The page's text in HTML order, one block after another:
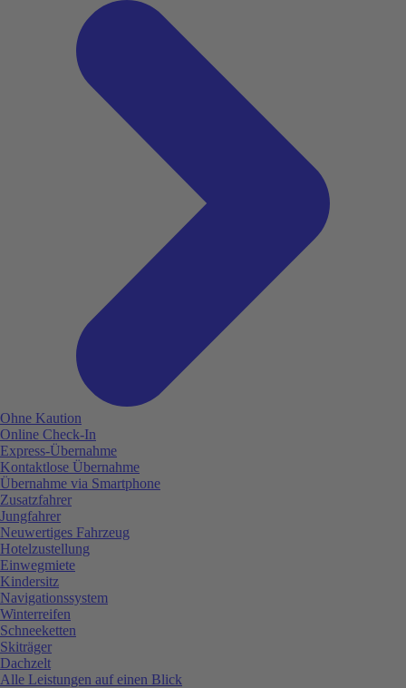
Ohne Kaution
Online Check-In
Express-Übernahme
Kontaktlose Übernahme
Übernahme via Smartphone
Zusatzfahrer
Jungfahrer
Neuwertiges Fahrzeug
Hotelzustellung
Einwegmiete
Kindersitz
Navigationssystem
Winterreifen
Schneeketten
Skiträger
Dachzelt
Alle Leistungen auf einen Blick